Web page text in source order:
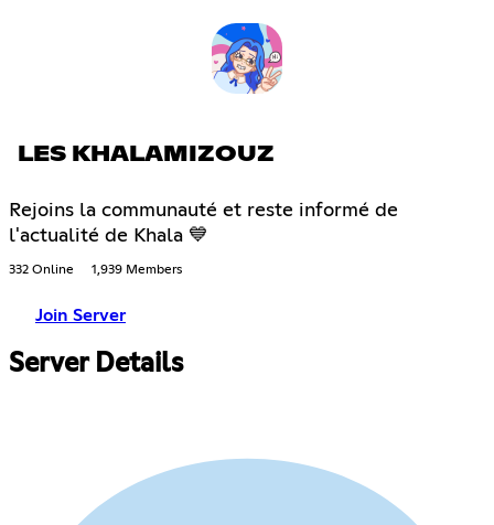
LES KHALAMIZOUZ
Rejoins la communauté et reste informé de
l'actualité de Khala 💙
332 Online 1,939 Members
Join Server
Server Details